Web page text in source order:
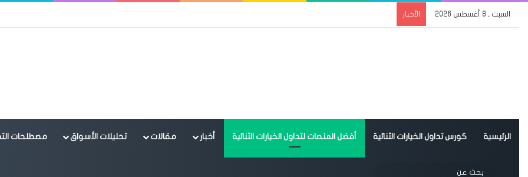
السبت , 8 أغسطس 2026 الأخبار
الرئيسية كورس تداول الخيارات الثنائية أفضل المنصات لتداول الخيارات الثنائية أخبار مقالات تحليلات الأسواق مصطلحات
الوضع المظلم